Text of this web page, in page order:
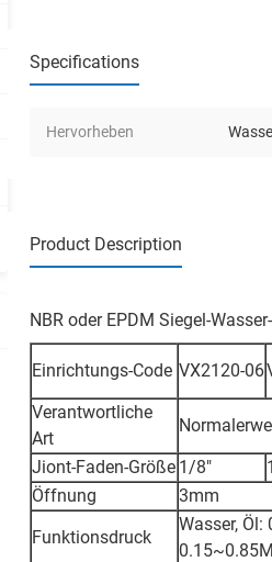
Specifications
Hervorheben
Product Description
NBR oder EPDM Siegel-
Einrichtungs-Code VX2120-06
Verantwortliche
Art
Jiont-Faden-Größe 1/8"
Öffnung
3mm
Funktionsdruck
Wasser,